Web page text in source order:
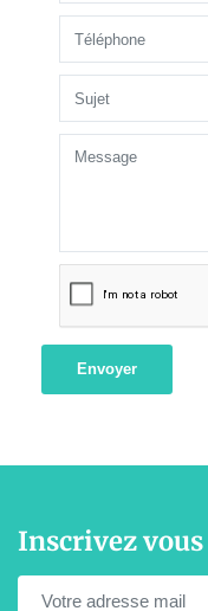
Envoyer
Inscrivez